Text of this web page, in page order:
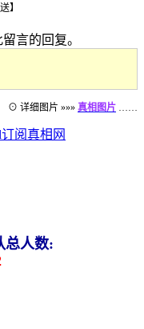
】
言的回复。
⊙ 详细图片 »»» 真相图片 ……
总人数: